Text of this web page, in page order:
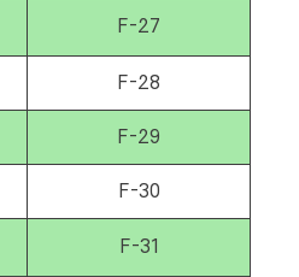
F-27
F-28
F-29
F-30
F-31